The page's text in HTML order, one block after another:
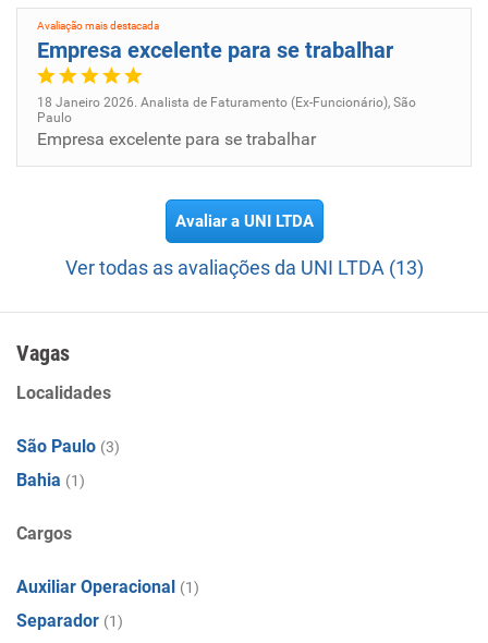
UNI atua de forma integrada para gerar resultados
sustentáveis e agregar valor às operações de seus clientes
e parceiros.
Visão:
A nossa missão é potencializar os resultados dos nossos
Missão:
A UNI se tornou uma das maiores e mais confiáveis
operadoras de transporte multimodal e fornecedora de
honestidade para com seus clientes.
Avaliação mais destacada
Empresa excelente para se trabalhar
18 Janeiro 2026. Analista de Faturamento (Ex-Funcionário), São
Paulo
Empresa excelente para se trabalhar
Avaliar a UNI LTDA
Ver todas as avaliações da UNI LTDA (13)
Vagas
Localidades
São Paulo (3)
Bahia (1)
Cargos
Auxiliar Operacional (1)
Separador (1)